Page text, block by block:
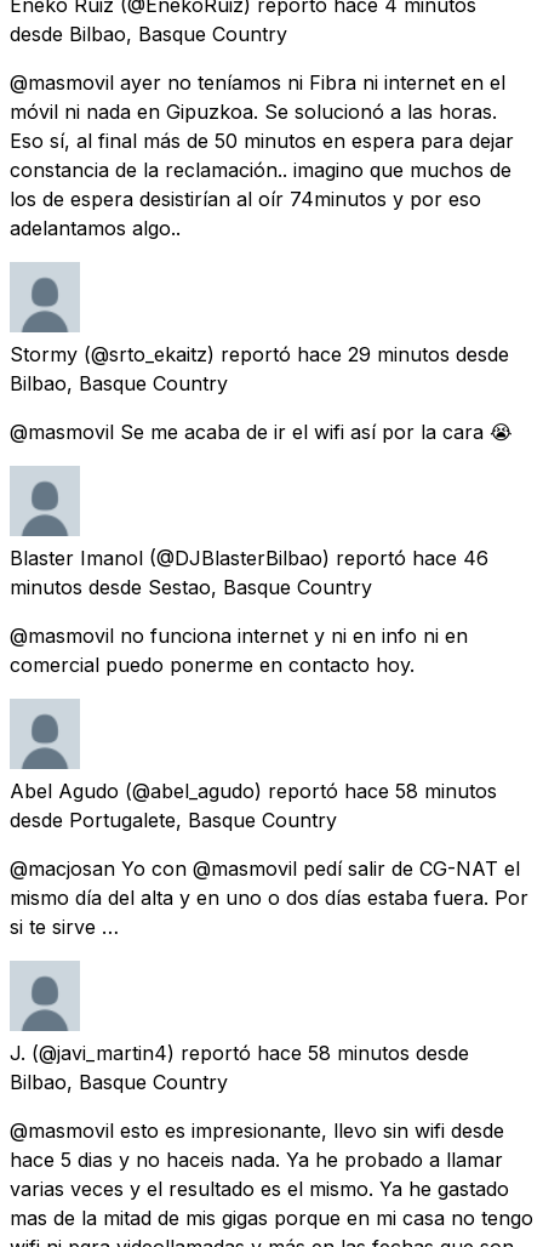
desde Bilbao, Basque Country
@masmovil ayer no teníamos ni Fibra ni internet en el
móvil ni nada en Gipuzkoa. Se solucionó a las horas.
Eso sí, al final más de 50 minutos en espera para dejar
constancia de la reclamación.. imagino que muchos de
los de espera desistirían al oír 74minutos y por eso
adelantamos algo..
Stormy (@srto_ekaitz) reportó hace 29 minutos desde
Bilbao, Basque Country
@masmovil Se me acaba de ir el wifi así por la cara 😭
Blaster Imanol (@DJBlasterBilbao) reportó hace 46
minutos desde Sestao, Basque Country
@masmovil no funciona internet y ni en info ni en
comercial puedo ponerme en contacto hoy.
Abel Agudo (@abel_agudo) reportó hace 58 minutos
desde Portugalete, Basque Country
@macjosan Yo con @masmovil pedí salir de CG-NAT el
mismo día del alta y en uno o dos días estaba fuera. Por
si te sirve …
J. (@javi_martin4) reportó hace 58 minutos desde
Bilbao, Basque Country
@masmovil esto es impresionante, llevo sin wifi desde
hace 5 dias y no haceis nada. Ya he probado a llamar
varias veces y el resultado es el mismo. Ya he gastado
mas de la mitad de mis gigas porque en mi casa no tengo